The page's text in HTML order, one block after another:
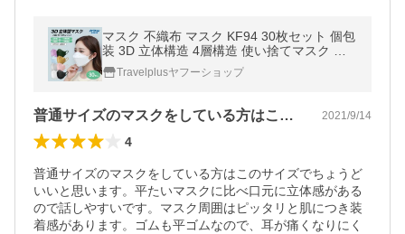
マスク 不織布 マスク KF94 30枚セット 個包
装 3D 立体構造 4層構造 使い捨てマスク 柳
葉型 口紅つきにくい メガネ曇り軽減 レディ
ース 小顔効果 男女兼用
Travelplusヤフーショップ
普通サイズのマスクをしている方はこのサ… 2021/9/14
4
普通サイズのマスクをしている方はこのサイズでちょうど
いいと思います。平たいマスクに比べ口元に立体感がある
ので話しやすいです。マスク周囲はピッタリと肌につき装
着感があります。ゴムも平ゴムなので、耳が痛くなりにく